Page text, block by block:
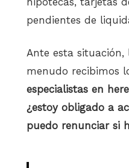
pendientes de
Ante esta
menudo recibimos
especialistas en
¿estoy obligado a
puedo renunciar si